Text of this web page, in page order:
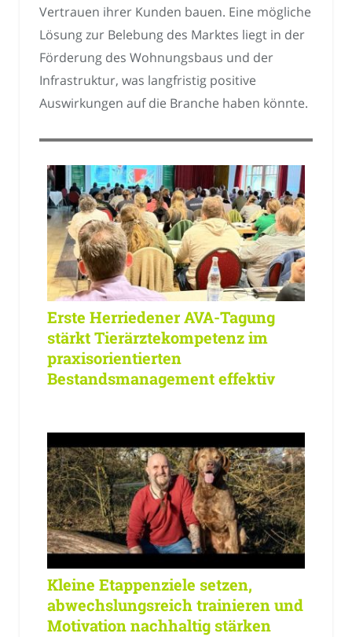
Vertrauen ihrer Kunden bauen. Eine mögliche
Lösung zur Belebung des Marktes liegt in der
Förderung des Wohnungsbaus und der
Infrastruktur, was langfristig positive
Auswirkungen auf die Branche haben könnte.
Erste Herriedener AVA-Tagung
stärkt Tierärztekompetenz im
praxisorientierten
Bestandsmanagement effektiv
Kleine Etappenziele setzen,
abwechslungsreich trainieren und
Motivation nachhaltig stärken